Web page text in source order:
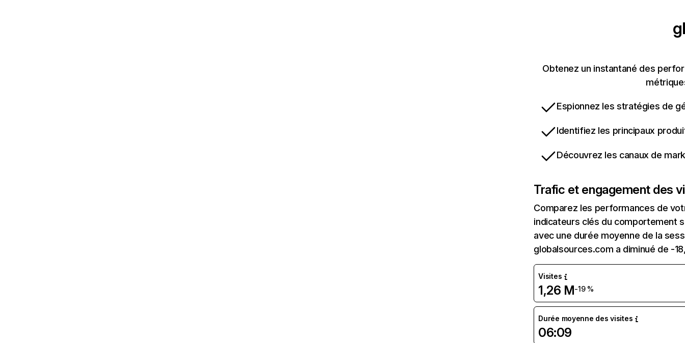
Obtenez un instantané des
Espionnez les stratégies de
Identifiez les principaux
Découvrez les canaux de
Trafic et engagement des
Comparez les performances de
indicateurs clés du comportement
avec une durée moyenne de la
globalsources.com a diminué de -
Visites
1,26 M-19 %
Durée moyenne des visites
06:09